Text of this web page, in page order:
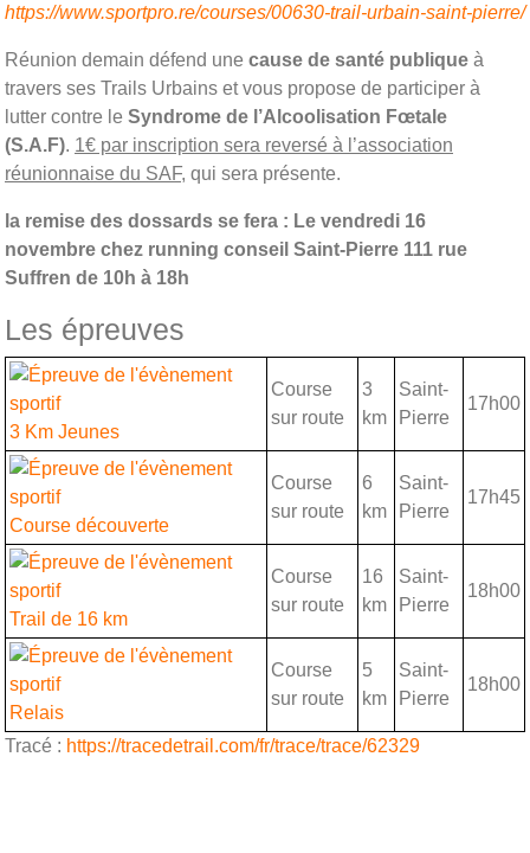
https://www.sportpro.re/courses/00630-trail-urbain-saint-pierre/
Réunion demain défend une cause de santé publique à
travers ses Trails Urbains et vous propose de participer à
lutter contre le Syndrome de l’Alcoolisation Fœtale
(S.A.F). 1€ par inscription sera reversé à l’association
réunionnaise du SAF, qui sera présente.
la remise des dossards se fera : Le vendredi 16
novembre chez running conseil Saint-Pierre 111 rue
Suffren de 10h à 18h
Les épreuves
3 Km Jeunes
Course
sur route
3
km
Saint-
Pierre
17h00
Course découverte
Course
sur route
6
km
Saint-
Pierre
17h45
Trail de 16 km
Course
sur route
16
km
Saint-
Pierre
18h00
Relais
Course
sur route
5
km
Saint-
Pierre
18h00
Tracé : https://tracedetrail.com/fr/trace/trace/62329